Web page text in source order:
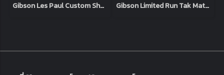
Gibson Les Paul Custom Shop '59 Tom Murphy Aged 2006 Heritage Cherry (3.9kg) Gibson Limited Run Tak Matsumoto Signature Lespaul Standard “Tak Burst” 2003 (4.1kg)